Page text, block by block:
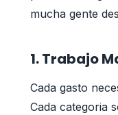
mucha gente
1. Trabajo
Cada gasto
Cada categoria